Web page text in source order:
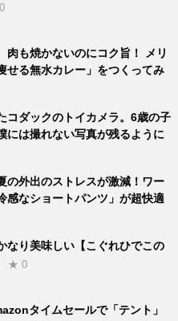
肉も焼かないのにコク旨！ メリ
せる無水カレー」をつくってみ
コダックのトイカメラ。6歳の子
には撮れない写真が残るように
の外出のストレスが激減！ワー
感なショートパンツ」が超快適
なり美味しい【こぐれひでこの
★ 0
タイムセールで「テント」